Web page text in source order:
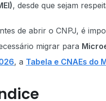
, desde que sejam
de abrir o CNPJ, é
migrar para
, a Tabela e CNAEs do